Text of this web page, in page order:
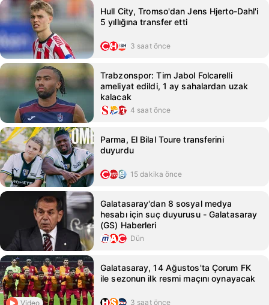
Hull City, Tromso'dan Jens Hjerto-Dahl'i
5 yıllığına transfer etti
3 saat önce
Trabzonspor: Tim Jabol Folcarelli
ameliyat edildi, 1 ay sahalardan uzak
kalacak
4 saat önce
Parma, El Bilal Toure transferini
duyurdu
15 dakika önce
Galatasaray'dan 8 sosyal medya
hesabı için suç duyurusu - Galatasaray
(GS) Haberleri
Dün
Video
Galatasaray, 14 Ağustos'ta Çorum FK
ile sezonun ilk resmi maçını oynayacak
3 saat önce